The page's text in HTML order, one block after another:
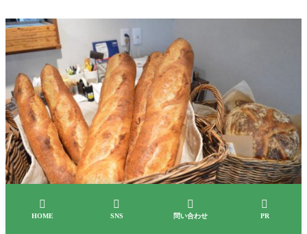

HOME

SNS

問い合わせ

PR